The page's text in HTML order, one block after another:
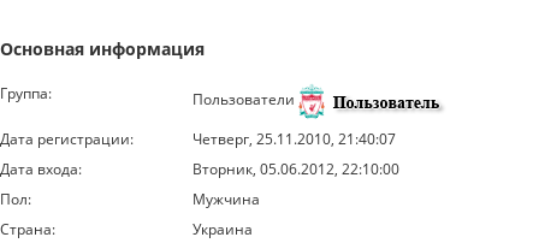
Основная информация
Группа:
Пользователи
Дата регистрации:
Четверг, 25.11.2010, 21:40:07
Дата входа:
Вторник, 05.06.2012, 22:10:00
Пол:
Мужчина
Страна:
Украина